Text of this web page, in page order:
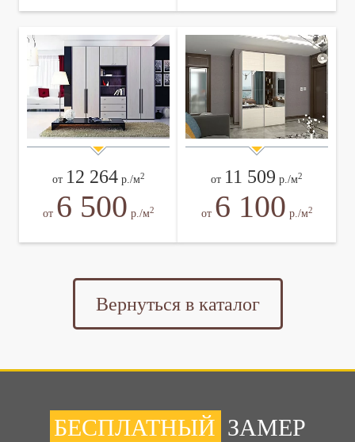
от 12 264р./м2
от 6 500 р./м2
от 11 509 р./м2
от 6 100 р./м2
Вернуться в каталог
БЕСПЛАТНЫЙ ЗАМЕР